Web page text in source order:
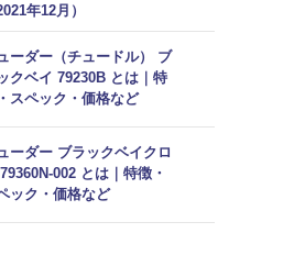
年12月）
ーダー（チュードル） ブ
クベイ 79230B とは｜特
スペック・価格など
ーダー ブラックベイクロ
002 とは｜特徴・
ック・価格など